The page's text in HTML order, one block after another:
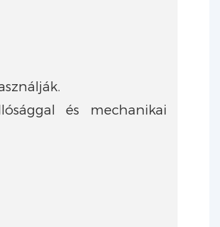
és mechanikai